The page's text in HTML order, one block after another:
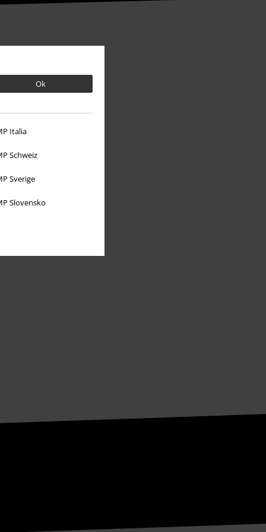
Ok
Italia
Schweiz
Sverige
Slovensko
Mere EMP